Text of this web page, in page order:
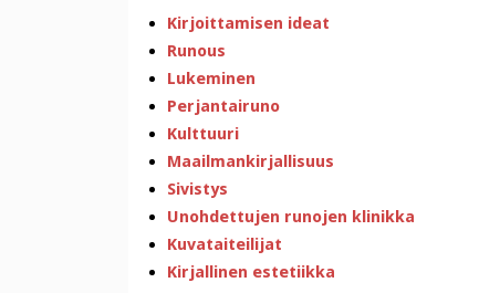
Kirjoittamisen ideat
Runous
Lukeminen
Perjantairuno
Kulttuuri
Maailmankirjallisuus
Sivistys
Unohdettujen runojen klinikka
Kuvataiteilijat
Kirjallinen estetiikka